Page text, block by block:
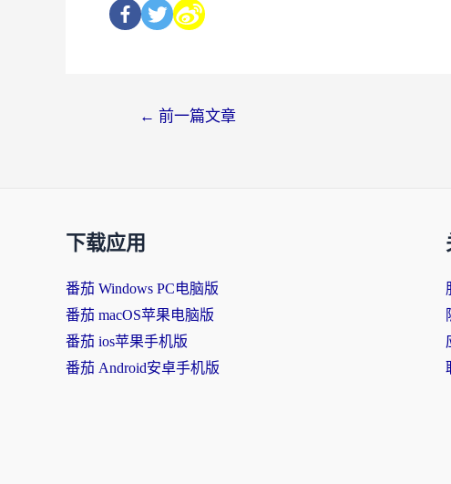
← 前一篇文章
下载应用
番茄 Windows PC电脑版
番茄 macOS苹果电脑版
番茄 ios苹果手机版
番茄 Android安卓手机版